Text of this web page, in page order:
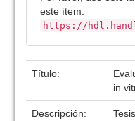
este ítem:
https://
Título:
in
Descripción: